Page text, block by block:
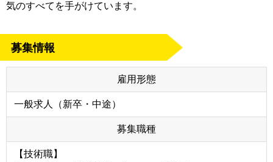
気のすべてを手がけています。
募集情報
雇用形態
一般求人（新卒・中途）
募集職種
【技術職】